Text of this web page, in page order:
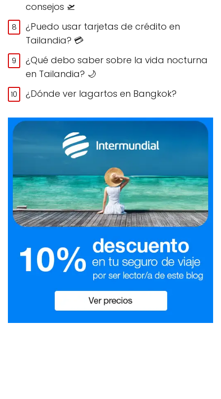
consejos 🛫
¿Puedo usar tarjetas de crédito en
Tailandia? 💳
¿Qué debo saber sobre la vida nocturna
en Tailandia? 🌙
¿Dónde ver lagartos en Bangkok?